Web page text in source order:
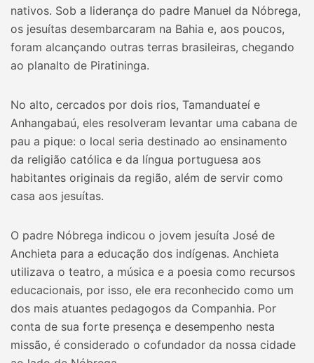
nativos. Sob a liderança do padre Manuel da Nóbrega,
os jesuítas desembarcaram na Bahia e, aos poucos,
foram alcançando outras terras brasileiras, chegando
ao planalto de Piratininga.
No alto, cercados por dois rios, Tamanduateí e
Anhangabaú, eles resolveram levantar uma cabana de
pau a pique: o local seria destinado ao ensinamento
da religião católica e da língua portuguesa aos
habitantes originais da região, além de servir como
casa aos jesuítas.
O padre Nóbrega indicou o jovem jesuíta José de
Anchieta para a educação dos indígenas. Anchieta
utilizava o teatro, a música e a poesia como recursos
educacionais, por isso, ele era reconhecido como um
dos mais atuantes pedagogos da Companhia. Por
conta de sua forte presença e desempenho nesta
missão, é considerado o cofundador da nossa cidade